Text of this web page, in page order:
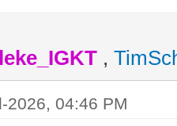
,
2026, 04:46 PM